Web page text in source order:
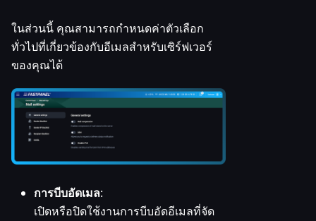
ในส่วนนี้ คุณสามารถกำหนดค่าตัวเลือก
ทั่วไปที่เกี่ยวข้องกับอีเมลสำหรับเซิร์ฟเวอร์
ของคุณได้
การบีบอัดเมล:
เปิดหรือปิดใช้งานการบีบอัดอีเมลที่จัด